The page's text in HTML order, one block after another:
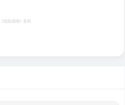
《隐私保障》 条例